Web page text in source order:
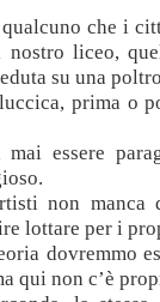
che i
liceo,
su una
prima o
essere
non
lottare per i
dovremmo
qui non c’è